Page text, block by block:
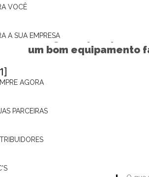
VOCÊ
A SUA EMPRESA
AGORA
PARCEIRAS
Tacógrafo: por que
um bom equipamento
+ SAIBA MAIS